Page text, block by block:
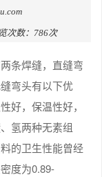
次数：786次
条焊缝，直缝弯
弯头有以下优
好，保温性好，
氢两种无素组
的卫生性能曾经
度为0.89-